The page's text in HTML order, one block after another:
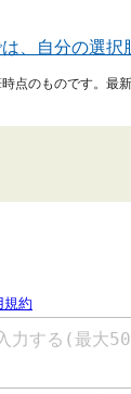
、自分の選択
点のものです。最